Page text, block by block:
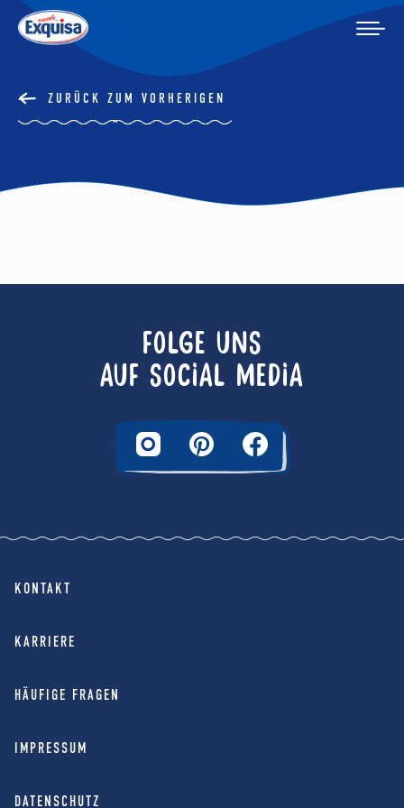
ZURÜCK ZUM VORHERIGEN
FOLGE UNS
AUF SOCIAL MEDIA
KONTAKT
KARRIERE
HÄUFIGE FRAGEN
IMPRESSUM
DATENSCHUTZ